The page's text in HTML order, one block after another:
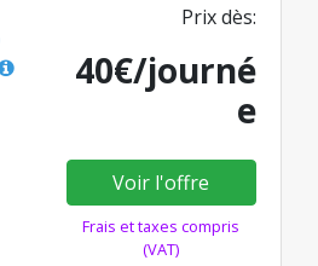
Prix dès:
40€/journé
e
Voir l'offre
Frais et taxes compris
(VAT)